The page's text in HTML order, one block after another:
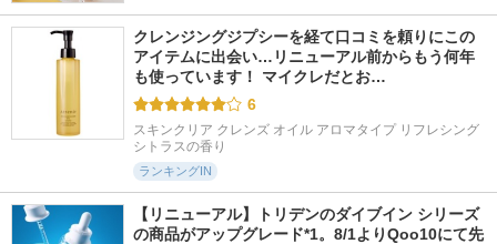
クレンジングジプシーを経て口コミを頼りにこの
アイテムに出会い…リニューアル前からもう何年
も使っています！ マイクレだとお…
6
スキンクリア クレンズ オイル アロマタイプ リフレシング
シトラスの香り
ランキングIN
【リニューアル】トリデンのダイブイン シリーズ
の商品がアップグレード*1。8/1よりQoo10にて先